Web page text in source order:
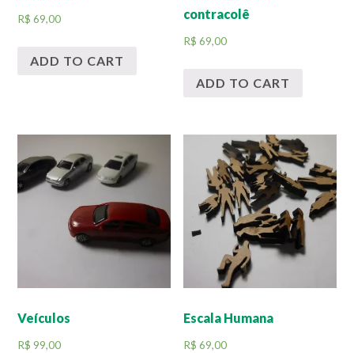
R$ 69,00
ADD TO CART
contracolê
R$ 69,00
ADD TO CART
Veículos
R$ 99,00
Escala Humana
R$ 69,00